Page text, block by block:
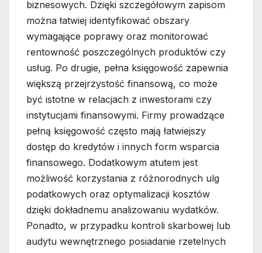
biznesowych. Dzięki szczegółowym zapisom
można łatwiej identyfikować obszary
wymagające poprawy oraz monitorować
rentowność poszczególnych produktów czy
usług. Po drugie, pełna księgowość zapewnia
większą przejrzystość finansową, co może
być istotne w relacjach z inwestorami czy
instytucjami finansowymi. Firmy prowadzące
pełną księgowość często mają łatwiejszy
dostęp do kredytów i innych form wsparcia
finansowego. Dodatkowym atutem jest
możliwość korzystania z różnorodnych ulg
podatkowych oraz optymalizacji kosztów
dzięki dokładnemu analizowaniu wydatków.
Ponadto, w przypadku kontroli skarbowej lub
audytu wewnętrznego posiadanie rzetelnych